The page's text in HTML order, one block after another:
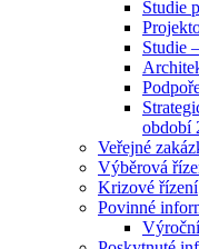
Studie
Studie
období
Veřejné
Výběrová
Krizové řízení
Povinné